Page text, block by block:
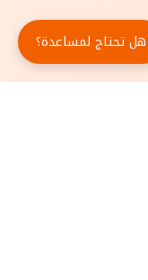
هل تحتاج لمساعدة؟